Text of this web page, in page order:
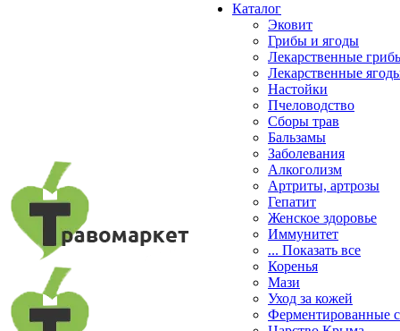
Каталог
Эковит
Грибы и ягоды
Лекарственные
Лекарственные
Настойки
Пчеловодство
Сборы трав
Бальзамы
Заболевания
Алкоголизм
Артриты, артрозы
Гепатит
Женское здоровье
Иммунитет
... Показать все
Коренья
Мази
Уход за кожей
Ферментированные